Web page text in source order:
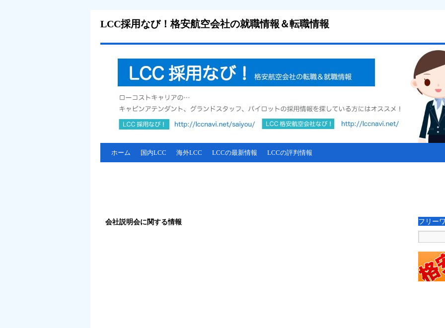
LCC採用なび！格安航空会社の就職情報＆転職情報
ホーム 国内LCC 海外LCC LCCの最新情報 LCCの評判情報
会社説明会に関する情報 フリー